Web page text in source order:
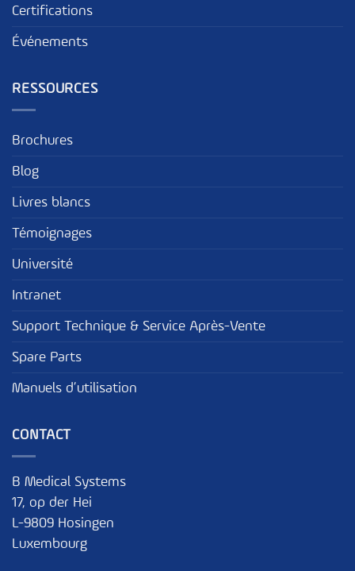
Certifications
Événements
RESSOURCES
Brochures
Blog
Livres blancs
Témoignages
Université
Intranet
Support Technique & Service Après-Vente
Spare Parts
Manuels d’utilisation
CONTACT
B Medical Systems
17, op der Hei
L-9809 Hosingen
Luxembourg